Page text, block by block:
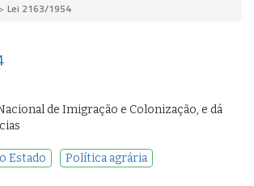
> Lei 2163/1954
de Imigração e Colonização, e dá
Estado
Política agrária